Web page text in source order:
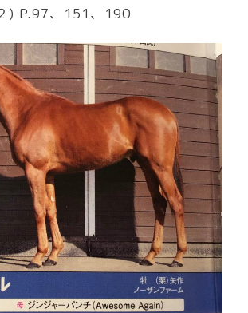
) P.97、151、190